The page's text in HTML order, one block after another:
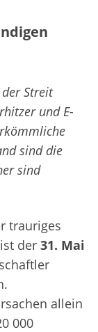
Streit
und E-
sind die
sind
trauriges
der 31. Mai
allein
000